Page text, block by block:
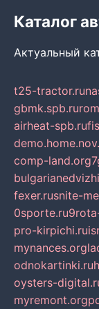
Каталог
Актуальный
t25-tractor.ru
gbmk.spb.ru
airheat-spb.ru
comp-land.org
fexer.rusnite-
0sporte.ru
pro-kirpichi.ru
mynances.org
odnokartinki.ru
oysters-
myremont.org